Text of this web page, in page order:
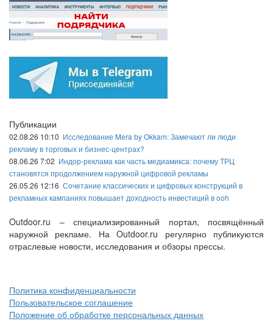
Публикации
02.08.26 10:10 Исследование Mera by Okkam: Замечают ли люди
рекламу в торговых и бизнес-центрах?
08.06.26 7:02 Индор-реклама как часть медиамикса: почему ТРЦ
становятся продолжением наружной цифровой рекламы
26.05.26 12:16 Сочетание классических и цифровых конструкций в
рекламных кампаниях повышает доходность инвестиций в ooh
Outdoor.ru – специализированный портал, посвящённый
наружной рекламе. На Outdoor.ru регулярно публикуются
отраслевые новости, исследования и обзоры прессы.
Политика конфиденциальности
Пользовательское соглашение
Положение об обработке персональных данных